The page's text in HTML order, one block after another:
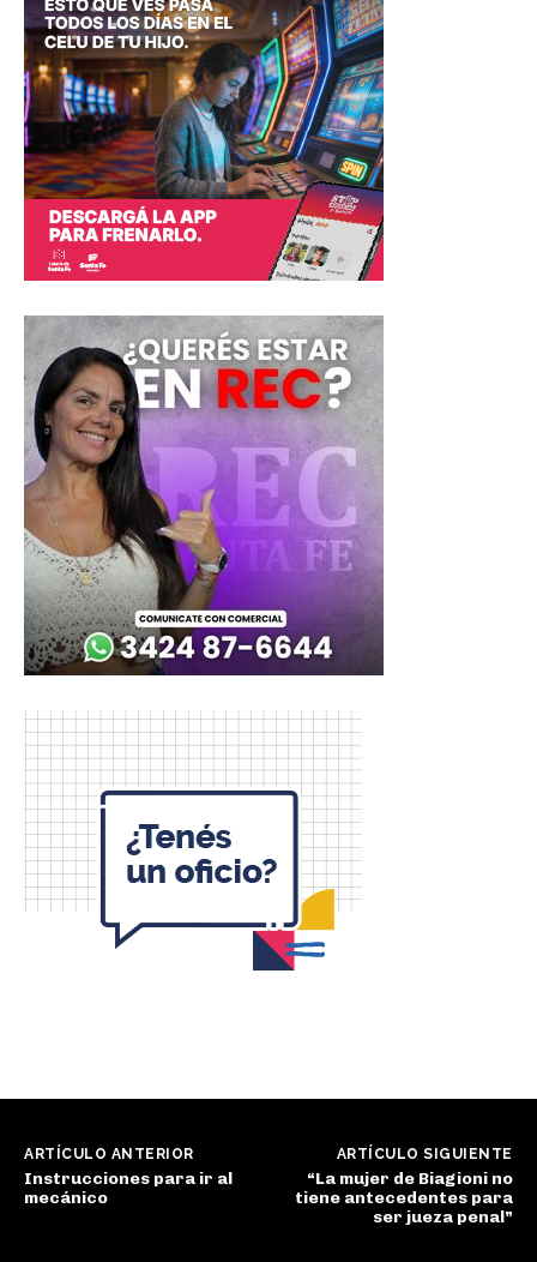
ARTÍCULO ANTERIOR
Instrucciones para ir al
mecánico
ARTÍCULO SIGUIENTE
“La mujer de Biagioni no
tiene antecedentes para
ser jueza penal”